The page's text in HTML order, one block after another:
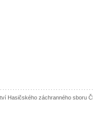
Hasičského záchranného sboru